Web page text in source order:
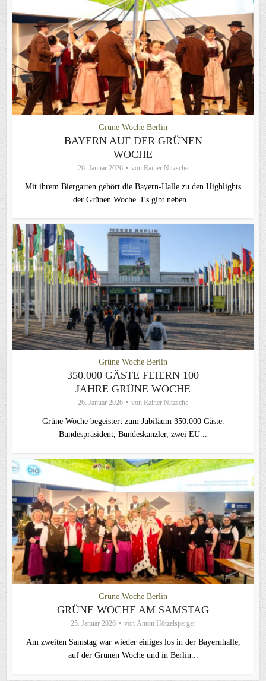
Grüne Woche Berlin
BAYERN AUF DER GRÜNEN
WOCHE
26. Januar 2026 von Rainer Nitzsche
Mit ihrem Biergarten gehört die Bayern-Halle zu den Highlights
der Grünen Woche. Es gibt neben...
Grüne Woche Berlin
350.000 GÄSTE FEIERN 100
JAHRE GRÜNE WOCHE
26. Januar 2026 von Rainer Nitzsche
Grüne Woche begeistert zum Jubiläum 350.000 Gäste.
Bundespräsident, Bundeskanzler, zwei EU...
Grüne Woche Berlin
GRÜNE WOCHE AM SAMSTAG
25. Januar 2026 von Anton Hötzelsperger
Am zweiten Samstag war wieder einiges los in der Bayernhalle,
auf der Grünen Woche und in Berlin...